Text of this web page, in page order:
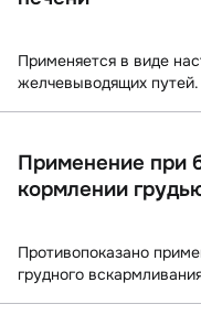
Применяется в виде
желчевыводящих путей.
Применение при
кормлении
Противопоказано
грудного